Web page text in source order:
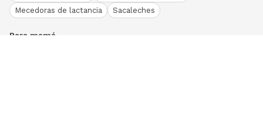
Mecedoras de lactancia
Sacaleches
Para mamá